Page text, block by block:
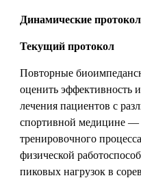
Динамические
Текущий протокол
Повторные
оценить эффективность
лечения пациентов с
спортивной медицине —
тренировочного
физической
пиковых нагрузок в